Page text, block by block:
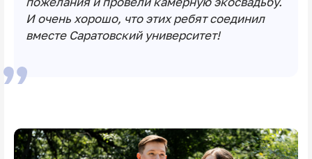
И очень хорошо, что этих ребят соединил
вместе Саратовский университет!